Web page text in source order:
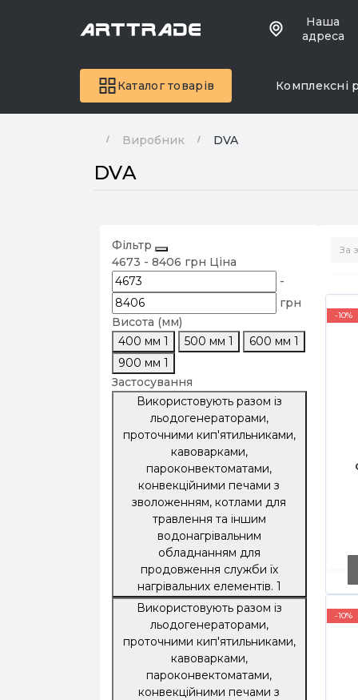
Наша
адреса
Каталог товарів Комплексні
Виробник DVA
DVA
Фільтр
4673 - 8406 грн Ціна
-
грн
Висота (мм)
400 мм 1 500 мм 1 600 мм 1
900 мм 1
Застосування
Використовують разом із
льодогенераторами,
проточними кип'ятильниками,
кавоварками,
пароконвектоматами,
конвекційними печами з
зволоженням, котлами для
травлення та іншим
водонагрівальним
обладнанням для
продовження служби їх
нагрівальних елементів. 1
Використовують разом із
льодогенераторами,
проточними кип'ятильниками,
кавоварками,
пароконвектоматами,
конвекційними печами з
-10%
-10%